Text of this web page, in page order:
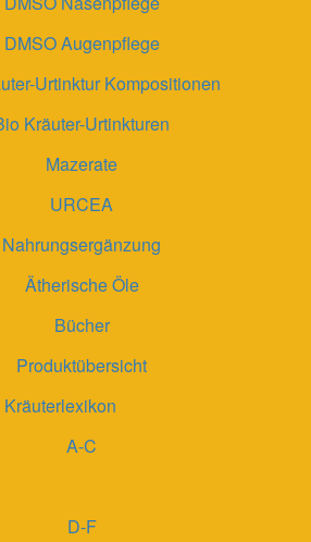
DMSO Augenpflege
Urtinktur Kompositionen
Kräuter-Urtinkturen
Mazerate
URCEA
Nahrungsergänzung
Ätherische Öle
Bücher
Produktübersicht
Kräuterlexikon
A-C
D-F